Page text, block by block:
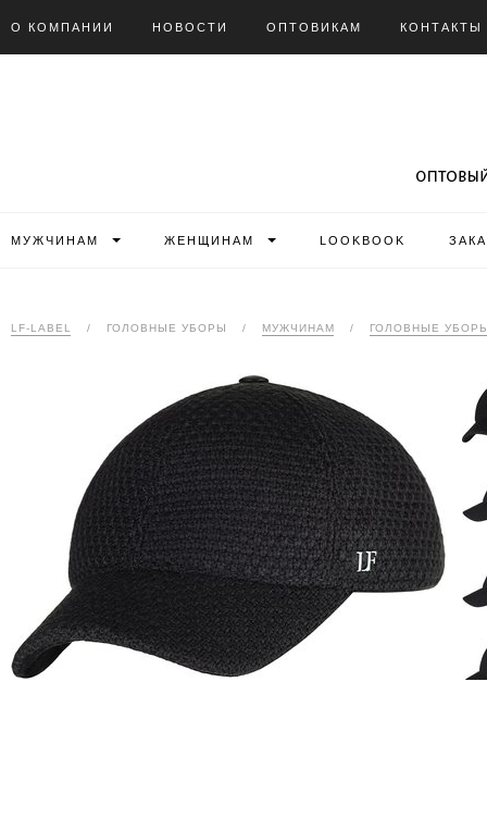
О КОМПАНИИ НОВОСТИ ОПТОВИКАМ КОНТАКТЫ
МУЖЧИНАМ ЖЕНЩИНАМ LOOKBOOK
LF-LABEL / ГОЛОВНЫЕ УБОРЫ / МУЖЧИНАМ / ГОЛОВНЫЕ